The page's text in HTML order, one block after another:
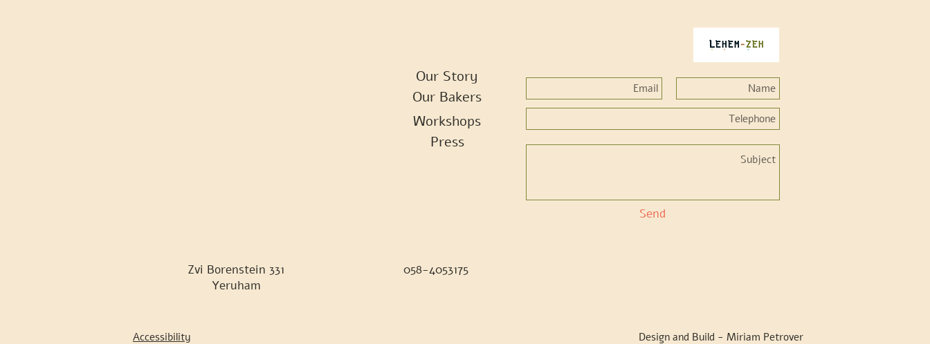
Our Story
Our Bakers
Workshops
Press
Send
Zvi Borenstein 331
Yeruham
058-4053175
Accessibility Design and Build - Miriam Petrover